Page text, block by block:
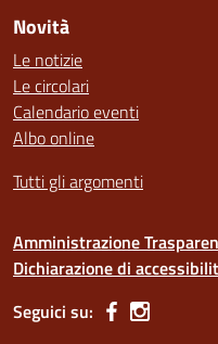
Novità
Le notizie
Le circolari
Calendario eventi
Albo online
Tutti gli argomenti
Amministrazione
Dichiarazione di
Seguici su: